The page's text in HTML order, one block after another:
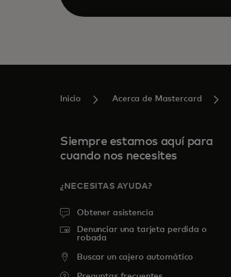
Inicio Acerca de Mastercard
Siempre estamos aquí para
cuando nos necesites
¿NECESITAS AYUDA?
Obtener asistencia
Denunciar una tarjeta perdida o
robada
Buscar un cajero automático